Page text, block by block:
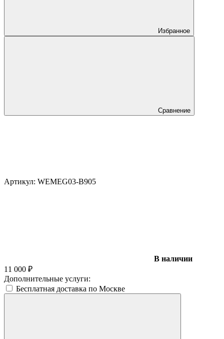
Избранное
Сравнение
Артикул: WEMEG03-B905
В наличии
11 000 ₽
Дополнительные услуги:
Бесплатная доставка по Москве